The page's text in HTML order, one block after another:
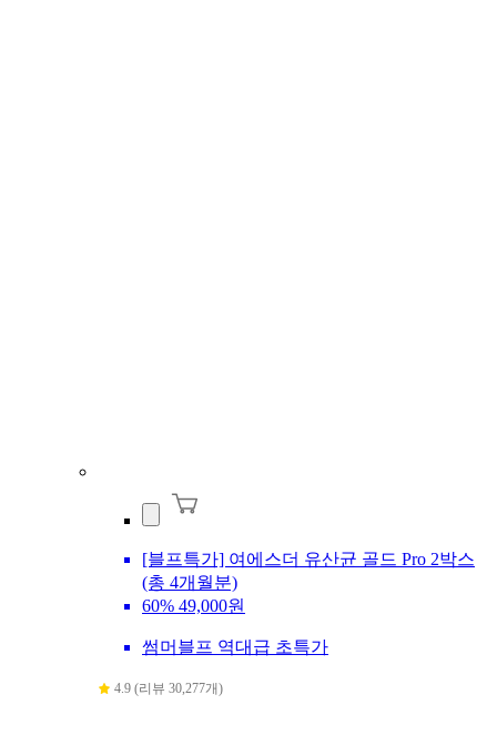
[블프특가] 여에스더 유산균 골드 Pro 2박스
(총 4개월분)
60% 49,000원
썸머블프 역대급 초특가
4.9 (리뷰 30,277개)